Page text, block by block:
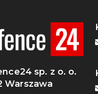
sp. z o. o.
Warszawa